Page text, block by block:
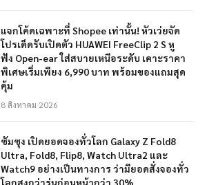
แจกโค้ดเฉพาะที่ Shopee เท่านั้น! หัวเว่ยจัด
โปรเด็ดรับเปิดตัว HUAWEI FreeClip 2 S หู
ฟัง Open-ear ใส่สบายเหนือระดับ เคาะราคา
พิเศษเริ่มเพียง 6,990 บาท พร้อมของแถมสุด
คุ้ม
8 สิงหาคม 2026
ซัมซุง เปิดยอดจองทั่วโลก Galaxy Z Fold8
Ultra, Fold8, Flip8, Watch Ultra2 และ
Watch9 อย่างเป็นทางการ ว่ามียอดสั่งจองทั่ว
โลกสูงกว่ารุ่นก่อนหน้ากว่า 30%